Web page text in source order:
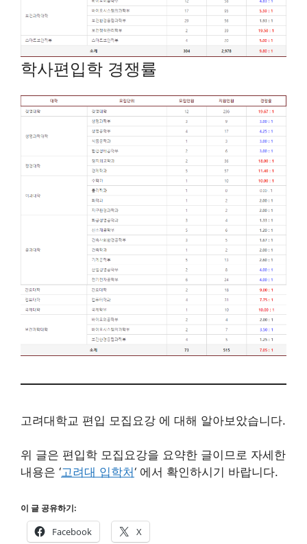
학사편입학 경쟁률
고려대학교 편입 모집요강 에 대해 알아보았습니다.
위 글은 편입학 모집요강을 요약한 글이므로 자세한
내용은 ‘고려대 입학처‘ 에서 확인하시기 바랍니다.
이 글 공유하기:
Facebook X